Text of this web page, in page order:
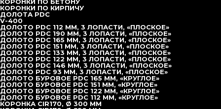
КОРОНКИ ПО КИРПИЧУ
ДОЛОТА PDC
V-400
ДОЛОТО PDC 112 ММ, 3 ЛОПАСТИ, «ПЛОСКОЕ»
ДОЛОТО PDC 190 ММ, 3 ЛОПАСТИ, «ПЛОСКОЕ»
ДОЛОТО PDC 165 ММ, 3 ЛОПАСТИ, «ПЛОСКОЕ»
ДОЛОТО PDC 151 ММ, 3 ЛОПАСТИ, «ПЛОСКОЕ»
ДОЛОТО PDC 133 ММ, 3 ЛОПАСТИ, «ПЛОСКОЕ»
ДОЛОТО PDC 122 ММ, 3 ЛОПАСТИ, «ПЛОСКОЕ»
ДОЛОТО PDC 146 ММ, 3 ЛОПАСТИ, «ПЛОСКОЕ»
ДОЛОТО PDC 93 ММ, 3 ЛОПАСТИ, «ПЛОСКОЕ»
ДОЛОТО БУРОВОЕ PDC 165 ММ, «КРУГЛОЕ»
ДОЛОТО БУРОВОЕ PDC 151 ММ, «КРУГЛОЕ»
ДОЛОТО БУРОВОЕ PDC 122 ММ, «КРУГЛОЕ»
ДОЛОТО БУРОВОЕ PDC 112 ММ, «КРУГЛОЕ»
КОРОНКА CIR170, Ø 300 ММ